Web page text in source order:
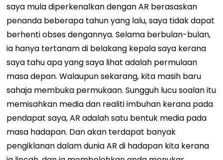
saya mula diperkenalkan dengan AR berasaskan
penanda beberapa tahun yang lalu, saya tidak dapat
berhenti obses dengannya. Selama berbulan-bulan,
ia hanya tertanam di belakang kepala saya kerana
saya tahu apa yang saya lihat adalah permulaan
masa depan. Walaupun sekarang, kita masih baru
sahaja membuka permukaan. Sungguh lucu soalan itu
memisahkan media dan realiti imbuhan kerana pada
pendapat saya, AR adalah satu bentuk media pada
masa hadapan. Dan akan terdapat banyak
pengiklanan dalam dunia AR di hadapan kita kerana